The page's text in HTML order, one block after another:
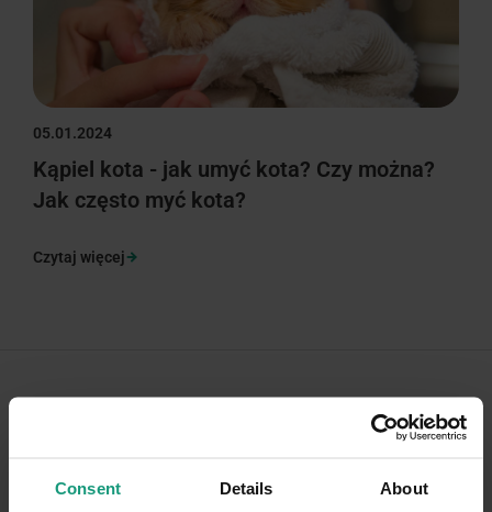
Consent Details About
05.01.2024
Kąpiel kota - jak umyć kota? Czy można?
Jak często myć kota?
Czytaj więcej
Skóra i sierść w najlepszej
formie